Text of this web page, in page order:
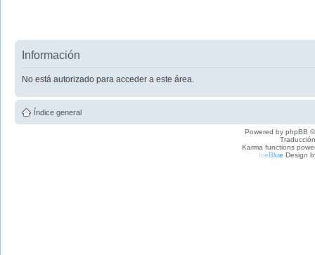
Información
No está autorizado para acceder a este área.
Índice general
Powered by phpBB
Karma functions
IceBlue Design